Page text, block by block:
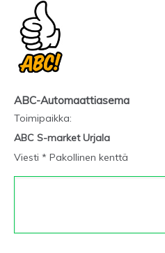
ABC-Automaattiasema
Toimipaikka:
ABC S-market Urjala
Viesti * Pakollinen kenttä